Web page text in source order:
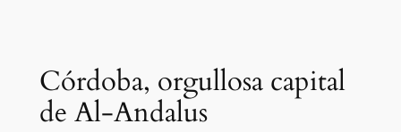
Córdoba, orgullosa capital
de Al-Andalus